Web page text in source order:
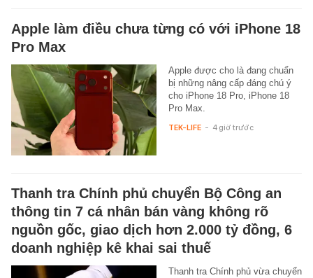
Apple làm điều chưa từng có với iPhone 18
Pro Max
Apple được cho là đang chuẩn
bị những nâng cấp đáng chú ý
cho iPhone 18 Pro, iPhone 18
Pro Max.
TEK-LIFE - 4 giờ trước
Thanh tra Chính phủ chuyển Bộ Công an
thông tin 7 cá nhân bán vàng không rõ
nguồn gốc, giao dịch hơn 2.000 tỷ đồng, 6
doanh nghiệp kê khai sai thuế
Thanh tra Chính phủ vừa chuyển